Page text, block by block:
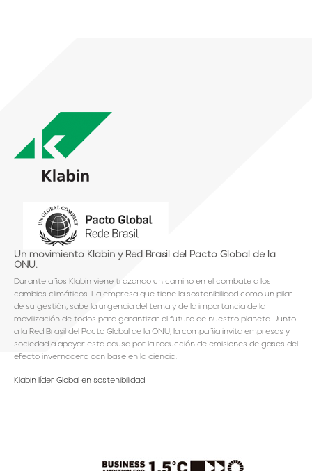
Un movimiento Klabin y Red Brasil del Pacto Global de la
ONU.
Durante años Klabin viene trazando un camino en el combate a los
cambios climáticos. La empresa que tiene la sostenibilidad como un pilar
de su gestión, sabe la urgencia del tema y de la importancia de la
movilización de todos para garantizar el futuro de nuestro planeta. Junto
a la Red Brasil del Pacto Global de la ONU, la compañía invita empresas y
sociedad a apoyar esta causa por la reducción de emisiones de gases del
efecto invernadero con base en la ciencia.
Klabin líder Global en sostenibilidad.